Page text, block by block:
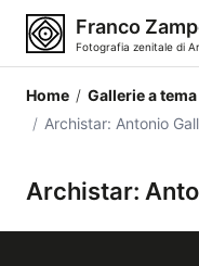
Franco
Fotografia zenitale di
Home / Gallerie a tema
/ Archistar: Antonio
Archistar: